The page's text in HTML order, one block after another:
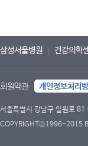
삼성서울병원 건강의학
회원약관 개인정보처리
서울특별시 강남구 일원로
COPYRIGHT©1996-2015